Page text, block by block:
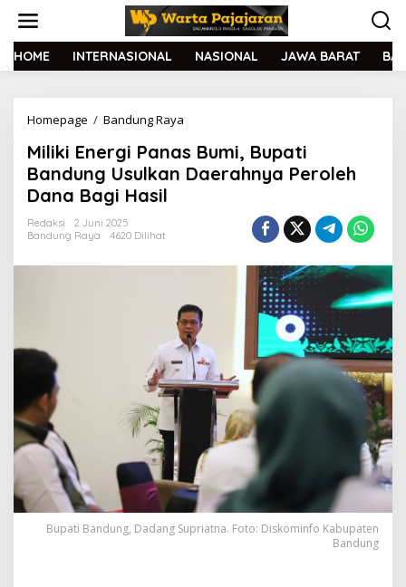
t
HOME INTERNASIONAL NASIONAL JAWA BARAT
Homepage / Bandung Raya
l
k
r
P
a
n
s
B
u
p
a
Miliki Energi Panas Bumi, Bupati
Bandung Usulkan Daerahnya Peroleh
Dana Bagi Hasil
Redaksi
2 Juni 2025
Bandung Raya
4620 Dilihat
Bupati Bandung, Dadang Supriatna. Foto: Diskominfo Kabupaten
Bandung